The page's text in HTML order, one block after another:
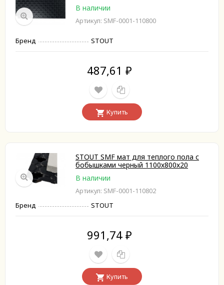
В наличии
Артикул: SMF-0001-110800
Бренд STOUT
487,61 ₽
Купить
STOUT SMF мат для теплого пола с
бобышками черный 1100х800х20
В наличии
Артикул: SMF-0001-110802
Бренд STOUT
991,74 ₽
Купить